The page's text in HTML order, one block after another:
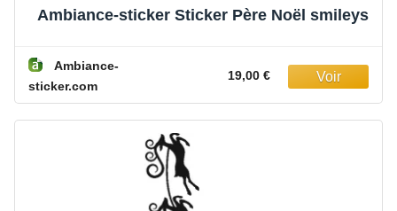
Ambiance-sticker Sticker Père Noël smileys
Ambiance-
sticker.com
19,00 €